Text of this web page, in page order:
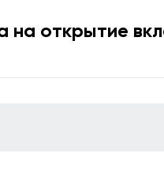
на открытие